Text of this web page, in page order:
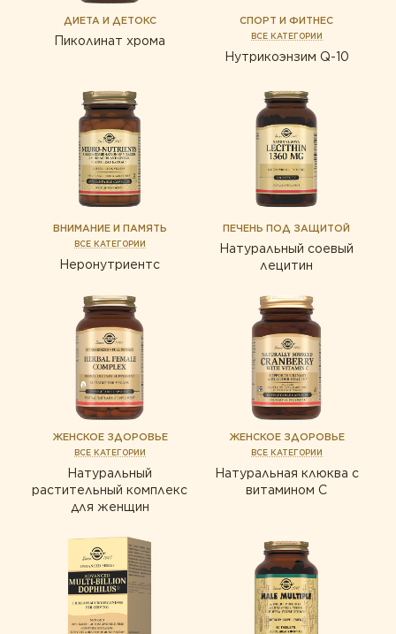
ДИЕТА И ДЕТОКС
Пиколинат хрома
СПОРТ И ФИТНЕС
ВСЕ КАТЕГОРИИ
Нутрикоэнзим Q-10
ВНИМАНИЕ И ПАМЯТЬ
ВСЕ КАТЕГОРИИ
Неронутриентс
ПЕЧЕНЬ ПОД ЗАЩИТОЙ
Натуральный соевый
лецитин
ЖЕНСКОЕ ЗДОРОВЬЕ
ВСЕ КАТЕГОРИИ
Натуральный
растительный комплекс
для женщин
ЖЕНСКОЕ ЗДОРОВЬЕ
ВСЕ КАТЕГОРИИ
Натуральная клюква с
витамином С